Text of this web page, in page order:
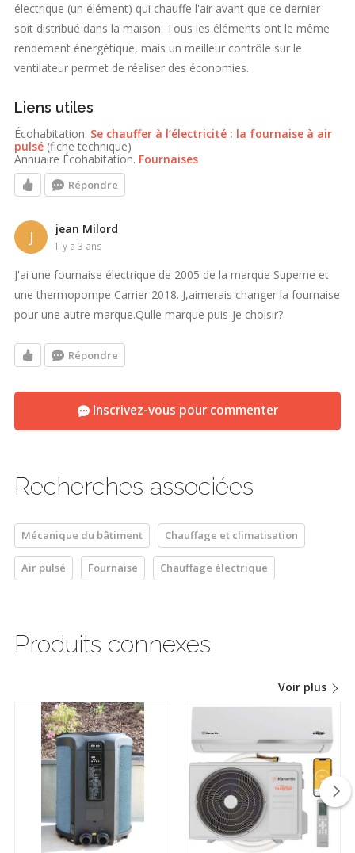
électrique (un élément) qui chauffe l'air avant que ce dernier
soit distribué dans la maison. Tous les éléments ont le même
rendement énergétique, mais un meilleur contrôle sur le
ventilateur permet de réaliser des économies.
Liens utiles
Écohabitation. Se chauffer à l’électricité : la fournaise à air
pulsé (fiche technique)
Annuaire Écohabitation. Fournaises
Répondre
J jean Milord
il y a 3 ans
J'ai une fournaise électrique de 2005 de la marque Supeme et
une thermopompe Carrier 2018. J,aimerais changer la fournaise
pour une autre marque.Qulle marque puis-je choisir?
Répondre
Inscrivez-vous pour commenter
Recherches associées
Mécanique du bâtiment Chauffage et climatisation
Air pulsé Fournaise Chauffage électrique
Produits connexes
Voir plus